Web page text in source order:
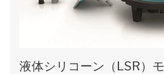
液体シリコーン（LSR）